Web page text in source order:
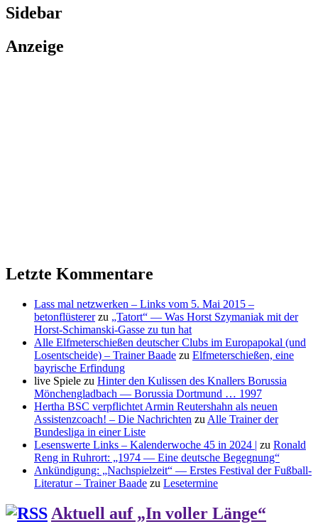
Sidebar
Anzeige
Letzte Kommentare
Lass mal netzwerken – Links vom 5. Mai 2015 –
betonflüstererzu „Tatort“ — Was Horst Szymaniak mit der
Horst-Schimanski-Gasse zu tun hat
Alle Elfmeterschießen deutscher Clubs im Europapokal (und
Losentscheide) – Trainer Baade zu Elfmeterschießen, eine
bayrische Erfindung
live Spiele zu Hinter den Kulissen des Knallers Borussia
Mönchengladbach — Borussia Dortmund … 1997
Hertha BSC verpflichtet Armin Reutershahn als neuen
Assistenzcoach! – Die Nachrichten zu Alle Trainer der
Bundesliga in einer Liste
Lesenswerte Links – Kalenderwoche 45 in 2024 | zu Ronald
Reng in Ruhrort: „1974 — Eine deutsche Begegnung“
Ankündigung: „Nachspielzeit“ — Erstes Festival der Fußball-
Literatur – Trainer Baade zu Lesetermine
Aktuell auf „In voller Länge“